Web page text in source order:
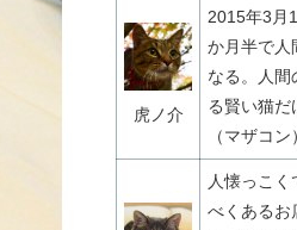
虎ノ介
2015年3月
か月半で人
なる。人間
る賢い猫だ
（マザコ
人懐っこ
べくあるお